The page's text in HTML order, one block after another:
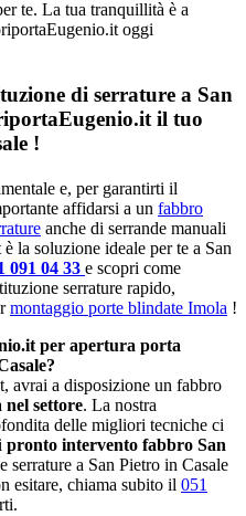
te. La tua tranquillità è a
oggi
di serrature a San
il tuo
!
e, per garantirti il
affidarsi a un fabbro
anche di serrande manuali
la soluzione ideale per te a San
091 04 33 e scopri come
serrature rapido,
montaggio porte blindate Imola !
per apertura porta
avrai a disposizione un fabbro
nel settore. La nostra
delle migliori tecniche ci
pronto intervento fabbro San
serrature a San Pietro in Casale
esitare, chiama subito il 051